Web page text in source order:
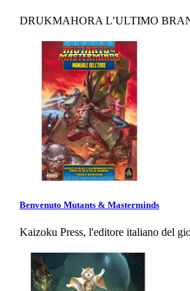
DRUKMAHORA L’ULTIMO
Benvenuto Mutants & Masterminds
Kaizoku Press, l'editore italiano del